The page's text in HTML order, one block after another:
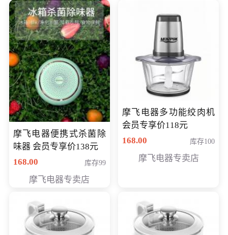
摩飞电器便携式杀菌除
味器 会员专享价138元
168.00
库存99
摩飞电器专卖店
摩飞电器多功能绞肉机
会员专享价118元
168.00
库存100
摩飞电器专卖店